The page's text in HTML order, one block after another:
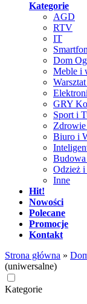
Kategorie
AGD
RTV
IT
Dom
Meble i
GRY
Sport i
Biuro i
Odzież i
Inne
Hit!
Nowości
Polecane
Promocje
Kontakt
Strona główna »
(uniwersalne)
Kategorie